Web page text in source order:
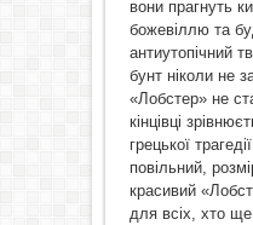
вони прагнуть
божевіллю та
антиутопічний
бунт ніколи не
«Лобстер» не
кінцівці
грецької
повільний,
красивий
для всіх, хто